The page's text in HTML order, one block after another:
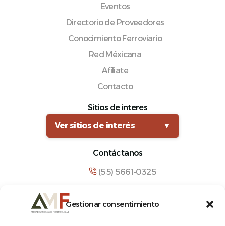
Gestionar consentimiento
Eventos
Directorio de Proveedores
Conocimiento Ferroviario
Red Méxicana
Afíliate
Contacto
Sitios de interes
Ver sitios de interés
▼
Contáctanos
(55) 5661-0325
Manuel María Contreras 133, Cuauhtémoc,